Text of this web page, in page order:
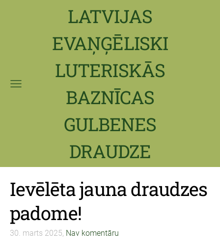
LATVIJAS
EVAŅĢĒLISKI
LUTERISKĀS
BAZNĪCAS
GULBENES
DRAUDZE
Ievēlēta jauna draudzes
padome!
30. marts 2025, Nav komentāru